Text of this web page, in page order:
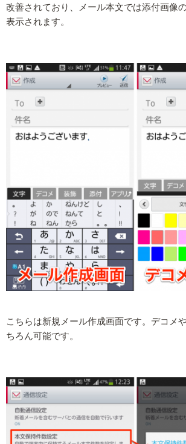
改善されており、メール本文では添付画像
表示されます。
こちらは新規メール作成画面です。デコメ
ちろん可能です。